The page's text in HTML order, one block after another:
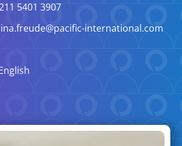
5401 3907
international.com